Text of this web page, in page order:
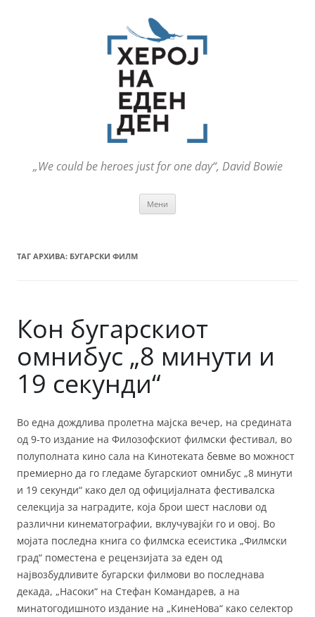
„We could be heroes just for one day“, David Bowie
Мени
ТАГ АРХИВА: БУГАРСКИ ФИЛМ
Кон бугарскиот
омнибус „8 минути и
19 секунди“
Во една дождлива пролетна мајска вечер, на средината
од 9-то издание на Филозофскиот филмски фестивал, во
полуполната кино сала на Кинотеката бевме во можност
премиерно да го гледаме бугарскиот омнибус „8 минути
и 19 секунди“ како дел од официјалната фестивалска
селекција за наградите, која брои шест наслови од
различни кинематографии, вклучувајќи го и овој. Во
мојата последна книга со филмска есеистика „Филмски
град“ поместена е рецензијата за еден од
највозбудливите бугарски филмови во последнава
декада, „Насоки“ на Стефан Командарев, а на
минатогодишното издание на „КинеНова“ како селектор